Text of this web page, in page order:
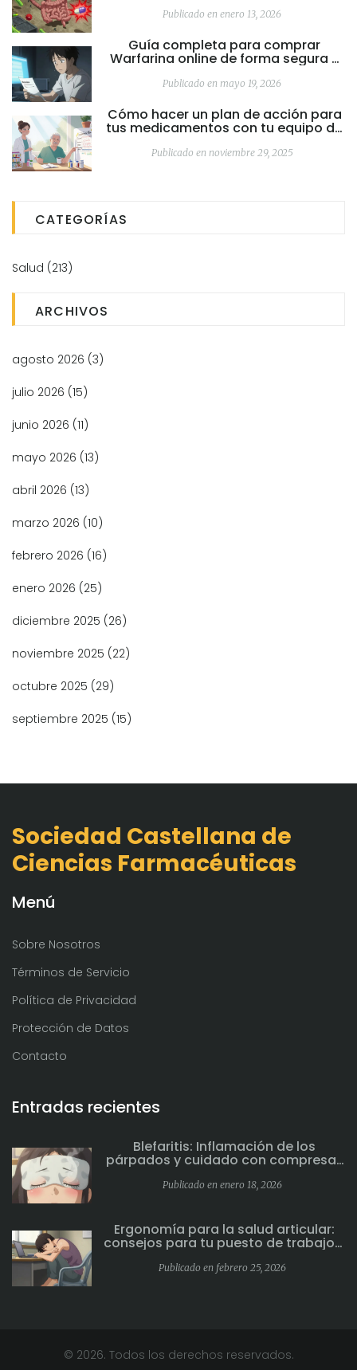
Publicado en enero 13, 2026
Guía completa para comprar
Warfarina online de forma segura y
Publicado en mayo 19, 2026
Cómo hacer un plan de acción para
tus medicamentos con tu equipo de
Publicado en noviembre 29, 2025
CATEGORÍAS
Salud (213)
ARCHIVOS
agosto 2026 (3)
julio 2026 (15)
junio 2026 (11)
mayo 2026 (13)
abril 2026 (13)
marzo 2026 (10)
febrero 2026 (16)
enero 2026 (25)
diciembre 2025 (26)
noviembre 2025 (22)
octubre 2025 (29)
septiembre 2025 (15)
Sociedad Castellana de
Ciencias Farmacéuticas
Menú
Sobre Nosotros
Términos de Servicio
Política de Privacidad
Protección de Datos
Contacto
Entradas recientes
Blefaritis: Inflamación de los
párpados y cuidado con compresas
Publicado en enero 18, 2026
Ergonomía para la salud articular:
consejos para tu puesto de trabajo y
Publicado en febrero 25, 2026
© 2026. Todos los derechos reservados.